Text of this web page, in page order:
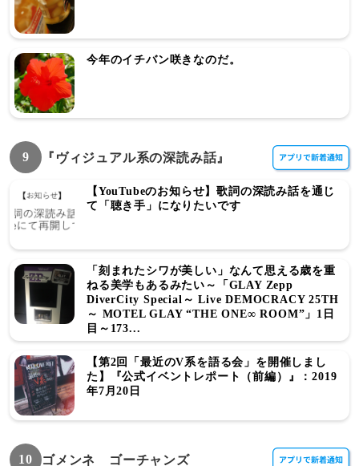
今年のイチバン咲きなのだ。
9 『ヴィジュアル系の深読み話』
【YouTubeのお知らせ】歌詞の深読み話を通じ
て「聴き手」になりたいです
「刻まれたシワが美しい」なんて思える歳を重
ねる美学もあるみたい～「GLAY Zepp
DiverCity Special～ Live DEMOCRACY 25TH
～ MOTEL GLAY “THE ONE∞ ROOM”」1日
目～173...
【第2回「最近のV系を語る会」を開催しまし
た】『公式イベントレポート（前編）』：2019
年7月20日
10 ゴメンネ ゴーチャンズ